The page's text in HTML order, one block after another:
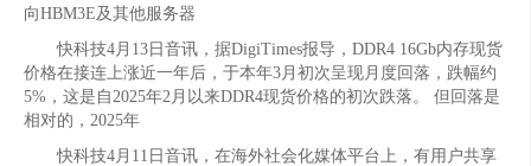
向HBM3E及其他服务器
快科技4月13日音讯，据DigiTimes报导，DDR4 16Gb内存现货
价格在接连上涨近一年后，于本年3月初次呈现月度回落，跌幅约
5%，这是自2025年2月以来DDR4现货价格的初次跌落。 但回落是
相对的，2025年
快科技4月11日音讯，在海外社会化媒体平台上，有用户共享